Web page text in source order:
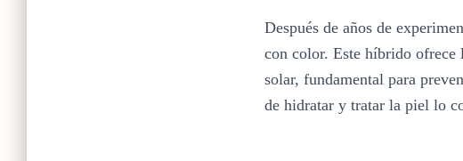
Después de años de
con color. Este híbrido ofrece
solar, fundamental para
de hidratar y tratar la piel lo